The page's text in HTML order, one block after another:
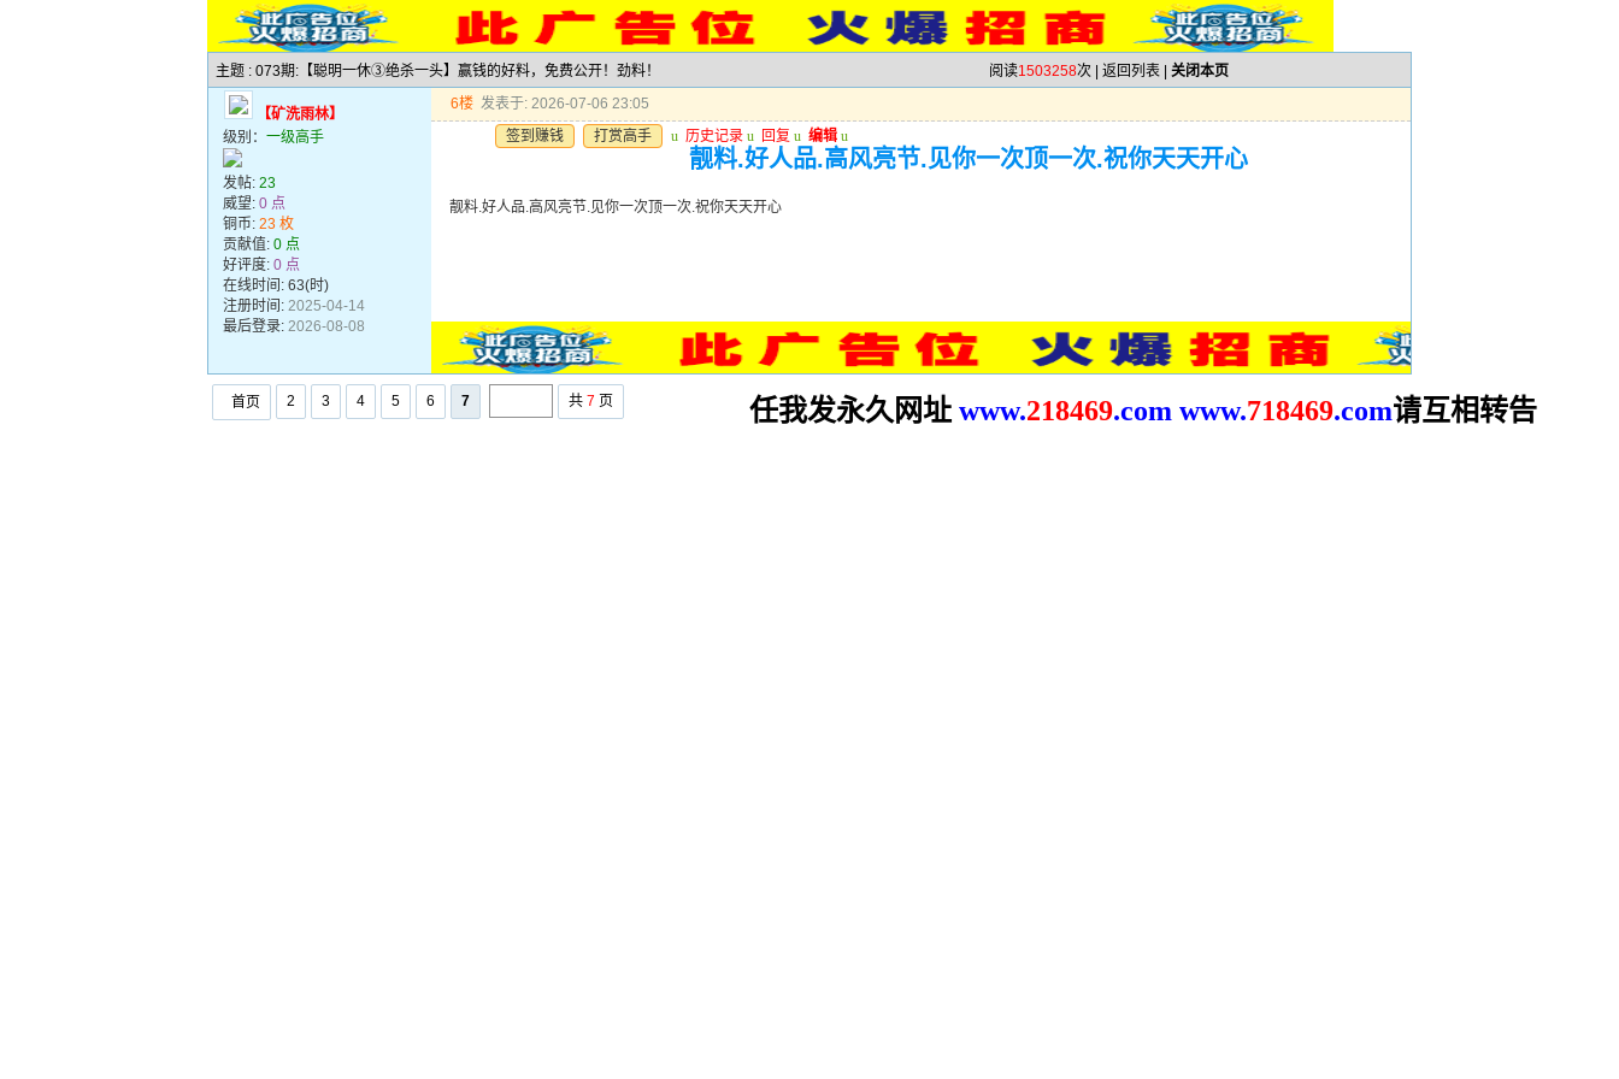
主题 : 073期:【聪明一休③绝杀一头】赢钱的好料，免费公开！劲料！ 阅读1503258次 | 返回列表 关闭本页
【矿洗雨林】
级别： 一级高手
发帖: 23
威望: 0 点
铜币: 23 枚
贡献值: 0 点
好评度: 0 点
在线时间: 63(时)
注册时间: 2025-04-14
最后登录: 2026-08-08
6楼 发表于: 2026-07-06 23:05
签到赚钱
打赏高手 u 历史记录 u 回复 u 编辑 u
靓料.好人品.高风亮节.见你一次顶一次.祝你天天开心
靓料.好人品.高风亮节.见你一次顶一次.祝你天天开心
首页 2 3 4 5 6 7 共 7 页 任我发永久网址 www.218469.com www.718469.com请互相转告